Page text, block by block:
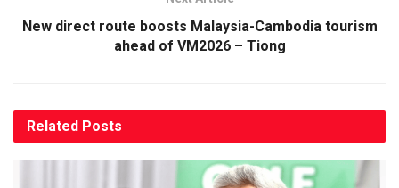
New direct route boosts Malaysia-Cambodia tourism
ahead of VM2026 – Tiong
Related Posts